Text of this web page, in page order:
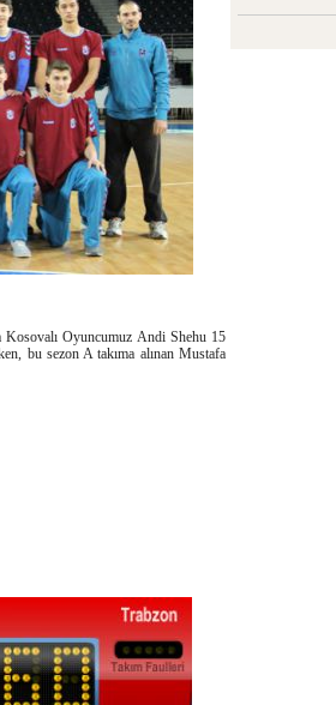
Kosovalı Oyuncumuz Andi Shehu 15
bu sezon A takıma alınan Mustafa